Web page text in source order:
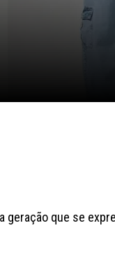
geração que se